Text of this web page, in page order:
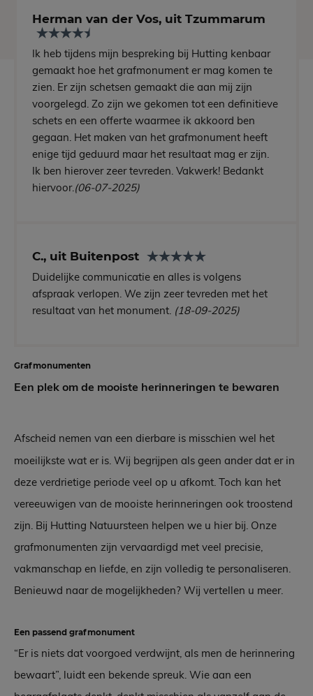
Herman van der Vos, uit Tzummarum
Ik heb tijdens mijn bespreking bij Hutting kenbaar
gemaakt hoe het grafmonument er mag komen te
zien. Er zijn schetsen gemaakt die aan mij zijn
voorgelegd. Zo zijn we gekomen tot een definitieve
schets en een offerte waarmee ik akkoord ben
gegaan. Het maken van het grafmonument heeft
enige tijd geduurd maar het resultaat mag er zijn.
Ik ben hierover zeer tevreden. Vakwerk! Bedankt
hiervoor.(06-07-2025)
C., uit Buitenpost
Duidelijke communicatie en alles is volgens
afspraak verlopen. We zijn zeer tevreden met het
resultaat van het monument. (18-09-2025)
Grafmonumenten
Een plek om de mooiste herinneringen te bewaren
Afscheid nemen van een dierbare is misschien wel het
moeilijkste wat er is. Wij begrijpen als geen ander dat er in
deze verdrietige periode veel op u afkomt. Toch kan het
vereeuwigen van de mooiste herinneringen ook troostend
zijn. Bij Hutting Natuursteen helpen we u hier bij. Onze
grafmonumenten zijn vervaardigd met veel precisie,
vakmanschap en liefde, en zijn volledig te personaliseren.
Benieuwd naar de mogelijkheden? Wij vertellen u meer.
Een passend grafmonument
“Er is niets dat voorgoed verdwijnt, als men de herinnering
bewaart”, luidt een bekende spreuk. Wie aan een